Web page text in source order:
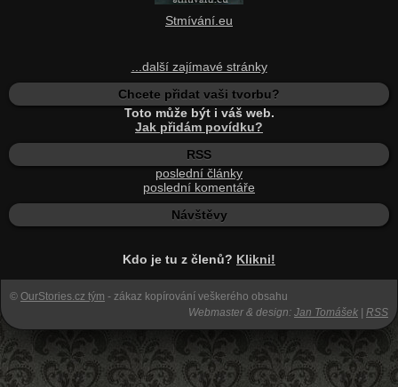
Stmívání.eu
...další zajímavé stránky
Chcete přidat vaši tvorbu?
Toto může být i váš web.
Jak přidám povídku?
RSS
poslední články
poslední komentáře
Návštěvy
Kdo je tu z členů? Klikni!
© OurStories.cz tým - zákaz kopírování veškerého obsahu
Webmaster & design: Jan Tomášek RSS